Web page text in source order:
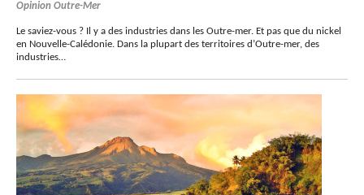
Opinion Outre-Mer
Le saviez-vous ? Il y a des industries dans les Outre-mer. Et pas que du nickel
en Nouvelle-Calédonie. Dans la plupart des territoires d’Outre-mer, des
industries…